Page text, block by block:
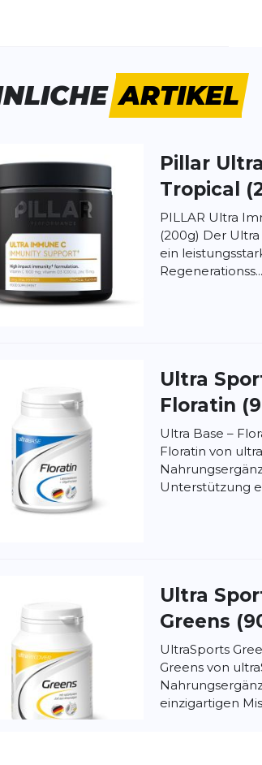
undNutzungsbedingungen
ARTIKEL
Pillar
Tropical
PILLAR Ultra
(200g) Der
ein
Regenerationss...
Ultra
Floratin
Ultra Base –
Floratin von
Unterstützung
Ultra
Greens
UltraSports
Greens von
einzigartigen